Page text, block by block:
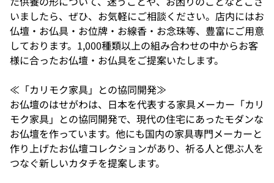
いましたら、ぜひ、お気軽にご相談ください。店内にはお
仏壇・お仏具・お位牌・お線香・お念珠等、豊富にご用意
しております。1,000種類以上の組み合わせの中からお客
様に合ったお仏壇・お仏具をご提案いたします。
≪「カリモク家具」との協同開発≫
お仏壇のはせがわは、日本を代表する家具メーカー「カリ
モク家具」との協同開発で、現代の住宅にあったモダンな
お仏壇を作っています。他にも国内の家具専門メーカーと
作り上げたお仏壇コレクションがあり、祈る人と偲ぶ人を
つなぐ新しいカタチを提案します。